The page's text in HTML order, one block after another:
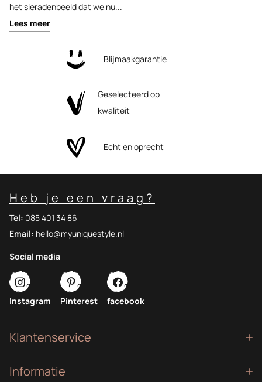
het sieradenbeeld dat we nu...
Lees meer
Blijmaakgarantie
Geselecteerd op
kwaliteit
Echt en oprecht
Klantenservice
Informatie
Heb je een vraag?
Tel: 085 401 34 86
Email: hello@myuniquestyle.nl
Social media
Instagram Pinterest facebook